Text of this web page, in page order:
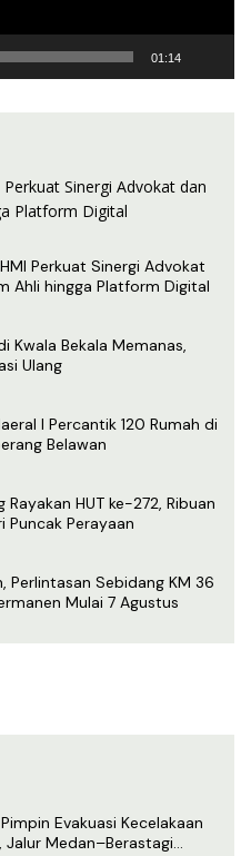
01:14
Perkuat Sinergi Advokat
Ahli hingga Platform Digital
Kwala Bekala Memanas,
Ulang
I Percantik 120 Rumah di
Belawan
Rayakan HUT ke-272, Ribuan
Puncak Perayaan
Perlintasan Sebidang KM 36
Mulai 7 Agustus
Evakuasi Kecelakaan
Medan–Berastagi